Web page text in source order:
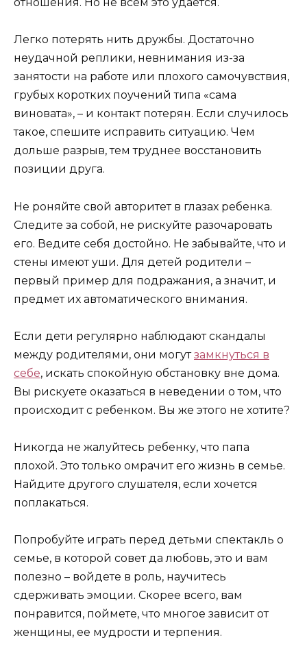
Легко потерять нить дружбы. Достаточно
неудачной реплики, невнимания из-за
занятости на работе или плохого самочувствия,
грубых коротких поучений типа «сама
виновата», – и контакт потерян. Если случилось
такое, спешите исправить ситуацию. Чем
дольше разрыв, тем труднее восстановить
позиции друга.
Не роняйте свой авторитет в глазах ребенка.
Следите за собой, не рискуйте разочаровать
его. Ведите себя достойно. Не забывайте, что и
стены имеют уши. Для детей родители –
первый пример для подражания, а значит, и
предмет их автоматического внимания.
Если дети регулярно наблюдают скандалы
между родителями, они могутзамкнуться в
себе, искать спокойную обстановку вне дома.
Вы рискуете оказаться в неведении о том, что
происходит с ребенком. Вы же этого не хотите?
Никогда не жалуйтесь ребенку, что папа
плохой. Это только омрачит его жизнь в семье.
Найдите другого слушателя, если хочется
поплакаться.
Попробуйте играть перед детьми спектакль о
семье, в которой совет да любовь, это и вам
полезно – войдете в роль, научитесь
сдерживать эмоции. Скорее всего, вам
понравится, поймете, что многое зависит от
женщины, ее мудрости и терпения.